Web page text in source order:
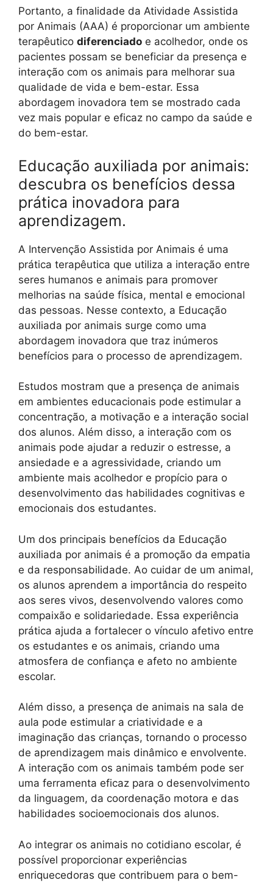
Portanto, a finalidade da Atividade Assistida
por Animais (AAA) é proporcionar um ambiente
terapêutico diferenciado e acolhedor, onde os
pacientes possam se beneficiar da presença e
interação com os animais para melhorar sua
qualidade de vida e bem-estar. Essa
abordagem inovadora tem se mostrado cada
vez mais popular e eficaz no campo da saúde e
do bem-estar.
Educação auxiliada por animais:
descubra os benefícios dessa
prática inovadora para
aprendizagem.
A Intervenção Assistida por Animais é uma
prática terapêutica que utiliza a interação entre
seres humanos e animais para promover
melhorias na saúde física, mental e emocional
das pessoas. Nesse contexto, a Educação
auxiliada por animais surge como uma
abordagem inovadora que traz inúmeros
benefícios para o processo de aprendizagem.
Estudos mostram que a presença de animais
em ambientes educacionais pode estimular a
concentração, a motivação e a interação social
dos alunos. Além disso, a interação com os
animais pode ajudar a reduzir o estresse, a
ansiedade e a agressividade, criando um
ambiente mais acolhedor e propício para o
desenvolvimento das habilidades cognitivas e
emocionais dos estudantes.
Um dos principais benefícios da Educação
auxiliada por animais é a promoção da empatia
e da responsabilidade. Ao cuidar de um animal,
os alunos aprendem a importância do respeito
aos seres vivos, desenvolvendo valores como
compaixão e solidariedade. Essa experiência
prática ajuda a fortalecer o vínculo afetivo entre
os estudantes e os animais, criando uma
atmosfera de confiança e afeto no ambiente
escolar.
Além disso, a presença de animais na sala de
aula pode estimular a criatividade e a
imaginação das crianças, tornando o processo
de aprendizagem mais dinâmico e envolvente.
A interação com os animais também pode ser
uma ferramenta eficaz para o desenvolvimento
da linguagem, da coordenação motora e das
habilidades socioemocionais dos alunos.
Ao integrar os animais no cotidiano escolar, é
possível proporcionar experiências
enriquecedoras que contribuem para o bem-